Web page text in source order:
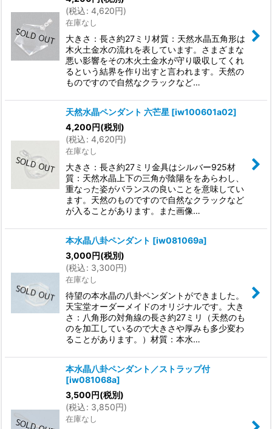
(税込: 4,620円)
在庫なし
大きさ：長さ約27ミリ材質：天然水晶五角形は
木火土金水の流れを表しています。さまざまな
悪い影響をその木火土金水が守り吸収してくれ
るという結界を作り出すと言われます。天然の
ものですので自然なクラックなど…
天然水晶ペンダント 六芒星 [iw100601a02]
4,200円(税別)
(税込: 4,620円)
在庫なし
大きさ：長さ約27ミリ金具はシルバー925材
質：天然水晶上下の三角が陰陽ををあらわし、
重なった姿がバランスの良いことを意味してい
ます。天然のものですので自然なクラックなど
が入ることがあります。また画像…
本水晶八卦ペンダント [iw081069a]
3,000円(税別)
(税込: 3,300円)
在庫なし
待望の本水晶の八卦ペンダントができました。
天宝堂オーダーメイドのオリジナルです。大き
さ：八角形の対角線の長さ約27ミリ（天然のも
のを加工しているので大きさや厚みも多少変わ
ることがあります。）材質：本水…
本水晶八卦ペンダント／ストラップ付
[iw081068a]
3,500円(税別)
(税込: 3,850円)
在庫なし